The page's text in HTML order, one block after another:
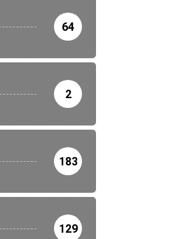
64
2
183
129